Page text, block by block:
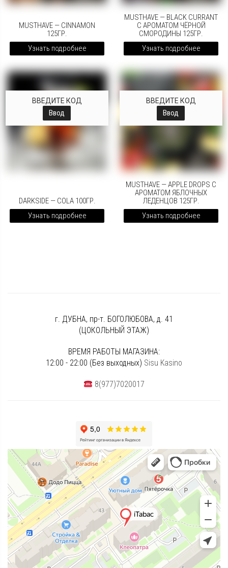
MUSTHAVE — CINNAMON
125ГР.
Узнать подробнее
MUSTHAVE — BLACK CURRANT
С АРОМАТОМ ЧЁРНОЙ
СМОРОДИНЫ 125ГР.
Узнать подробнее
ВВЕДИТЕ КОД
Ввод
DARKSIDE — COLA 100ГР.
Узнать подробнее
ВВЕДИТЕ КОД
Ввод
MUSTHAVE — APPLE DROPS С
АРОМАТОМ ЯБЛОЧНЫХ
ЛЕДЕНЦОВ 125ГР.
Узнать подробнее
г. ДУБНА, пр-т. БОГОЛЮБОВА, д. 41
(ЦОКОЛЬНЫЙ ЭТАЖ)
ВРЕМЯ РАБОТЫ МАГАЗИНА:
12:00 - 22:00 (Без выходных) Sisu Kasino
8(977)7020017